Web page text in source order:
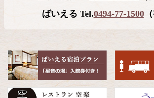
の
先
頭
へ
戻
る
ばいえる Tel.0494-77-1500（